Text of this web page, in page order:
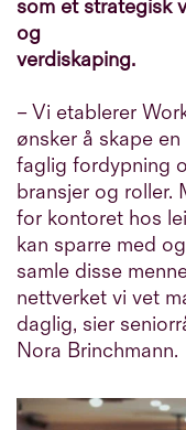
som et strategisk
og
verdiskaping.
– Vi etablerer
ønsker å skape
faglig fordypning
bransjer og roller.
for kontoret hos
kan sparre med
samle disse
nettverket vi vet
daglig, sier
Nora Brinchmann.